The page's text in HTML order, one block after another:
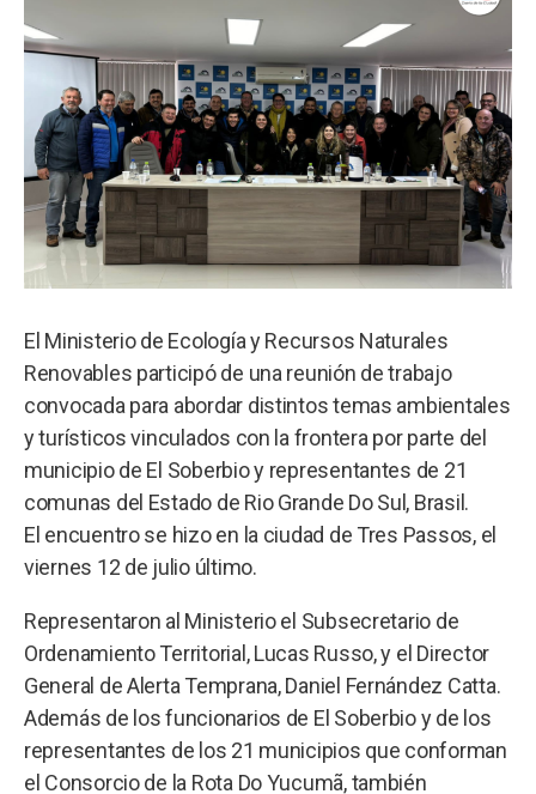
El Ministerio de Ecología y Recursos Naturales
Renovables participó de una reunión de trabajo
convocada para abordar distintos temas ambientales
y turísticos vinculados con la frontera por parte del
municipio de El Soberbio y representantes de 21
comunas del Estado de Rio Grande Do Sul, Brasil.
El encuentro se hizo en la ciudad de Tres Passos, el
viernes 12 de julio último.
Representaron al Ministerio el Subsecretario de
Ordenamiento Territorial, Lucas Russo, y el Director
General de Alerta Temprana, Daniel Fernández Catta.
Además de los funcionarios de El Soberbio y de los
representantes de los 21 municipios que conforman
el Consorcio de la Rota Do Yucumã, también